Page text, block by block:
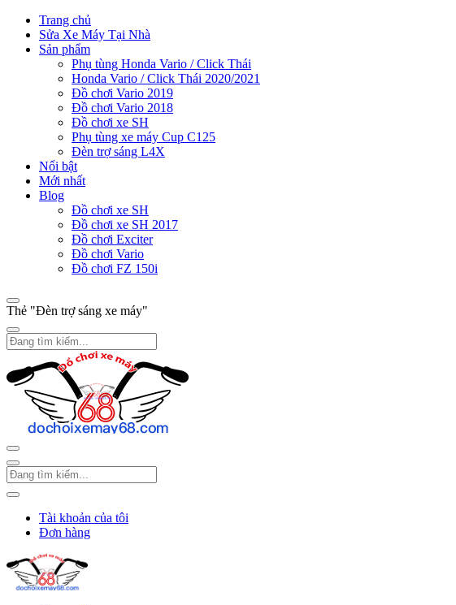
Trang chủ
Sửa Xe Máy Tại Nhà
Sản phẩm
Phụ tùng Honda Vario / Click Thái
Honda Vario / Click Thái 2020/2021
Đồ chơi Vario 2019
Đồ chơi Vario 2018
Đồ chơi xe SH
Phụ tùng xe máy Cup C125
Đèn trợ sáng L4X
Nổi bật
Mới nhất
Blog
Đồ chơi xe SH
Đồ chơi xe SH 2017
Đồ chơi Exciter
Đồ chơi Vario
Đồ chơi FZ 150i
Thẻ "Đèn trợ sáng xe máy"
Tài khoản của tôi
Đơn hàng